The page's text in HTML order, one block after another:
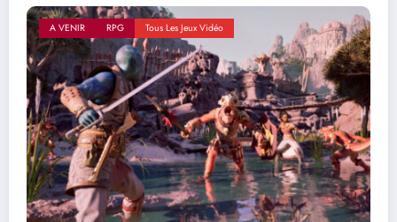
A VENIR RPG Tous Les Jeux Vidéo